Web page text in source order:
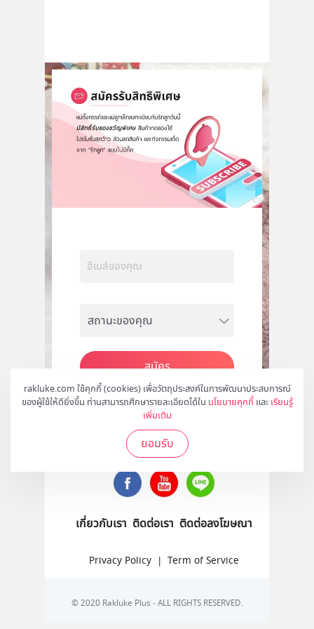
rakluke.com ใช้คุกกี้ (cookies) เพื่อวัตถุประสงค์ในการพัฒนาประสบการณ์
ของผู้ใช้ให้ดียิ่งขึ้น ท่านสามารถศึกษารายละเอียดได้ใน นโยบายคุกกี้ และ เรียนรู้
เพิ่มเติม
ยอมรับ
สมัคร
ติดตามเราได้ที่
เกี่ยวกับเรา ติดต่อเรา ติดต่อลงโฆษณา
Privacy Policy | Term of Service
© 2020 Rakluke Plus - ALL RIGHTS RESERVED.